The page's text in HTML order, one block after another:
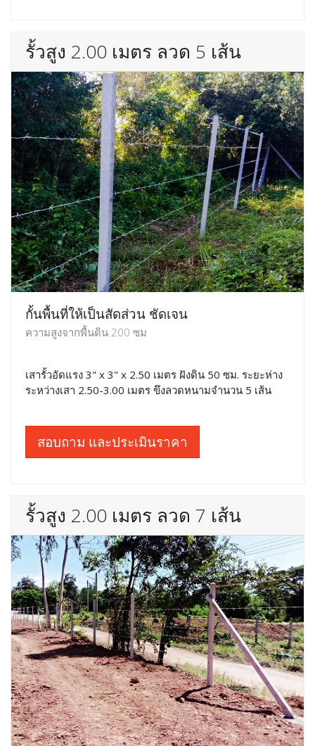
รั้วสูง 2.00 เมตร ลวด 5 เส้น
กั้นพื้นที่ให้เป็นสัดส่วน ชัดเจน
ความสูงจากพื้นดิน 200 ซม
เสารั้วอัดแรง 3" x 3" x 2.50 เมตร ฝังดิน 50 ซม. ระยะห่าง
ระหว่างเสา 2.50-3.00 เมตร ขึงลวดหนามจำนวน 5 เส้น
สอบถาม และประเมินราคา
รั้วสูง 2.00 เมตร ลวด 7 เส้น